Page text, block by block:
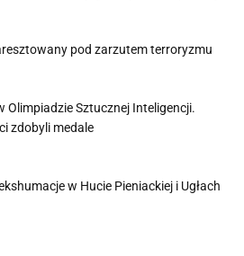
pod zarzutem terroryzmu
Olimpiadzie Sztucznej Inteligencji.
zdobyli medale
w Hucie Pieniackiej i Ugłach